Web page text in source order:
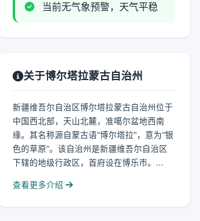
当前无气象预警，天气平稳
关于博尔塔拉蒙古自治州
新疆维吾尔自治区博尔塔拉蒙古自治州位于
中国西北部，天山北麓，准噶尔盆地西南
缘。其名称源自蒙古语“博尔塔拉”，意为“银
色的草原”。该自治州是新疆维吾尔自治区
下辖的地级行政区，首府设在博乐市。...
查看更多介绍